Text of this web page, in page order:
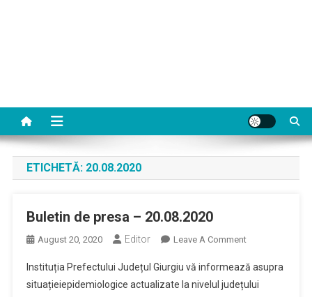
ETICHETĂ: 20.08.2020
Buletin de presa – 20.08.2020
August 20, 2020 Editor Leave A CommentOn
De
Presa
Instituția Prefectului Județul Giurgiu vă informează asupra
situațieiepidemiologice actualizate la nivelul județului